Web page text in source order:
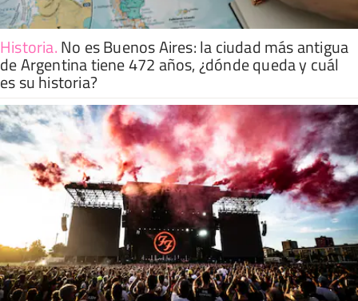
Historia.No es Buenos Aires: la ciudad más antigua
de Argentina tiene 472 años, ¿dónde queda y cuál
es su historia?